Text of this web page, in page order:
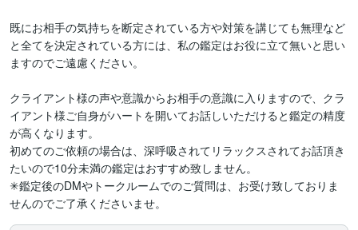
既にお相手の気持ちを断定されている方や対策を講じても無理など
と全てを決定されている方には、私の鑑定はお役に立て無いと思い
ますのでご遠慮ください。
クライアント様の声や意識からお相手の意識に入りますので、クラ
イアント様ご自身がハートを開いてお話しいただけると鑑定の精度
が高くなります。
初めてのご依頼の場合は、深呼吸されてリラックスされてお話頂き
たいので10分未満の鑑定はおすすめ致しません。
✳︎鑑定後のDMやトークルームでのご質問は、お受け致しておりま
せんのでご了承くださいませ。